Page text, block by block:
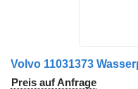
Volvo 11031373
Preis auf Anfrage